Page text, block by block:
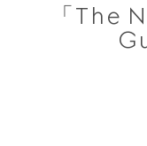
「The